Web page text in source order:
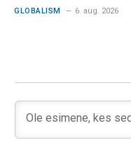
GLOBALISM 6. aug. 2026